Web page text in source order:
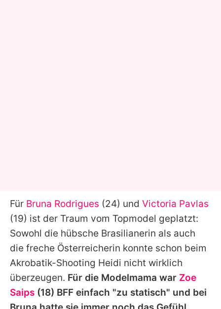
Für Bruna Rodrigues (24) und Victoria Pavlas
(19) ist der Traum vom Topmodel geplatzt:
Sowohl die hübsche Brasilianerin als auch
die freche Österreicherin konnte schon beim
Akrobatik-Shooting Heidi nicht wirklich
überzeugen. Für die Modelmama war Zoe
Saips (18) BFF einfach "zu statisch" und bei